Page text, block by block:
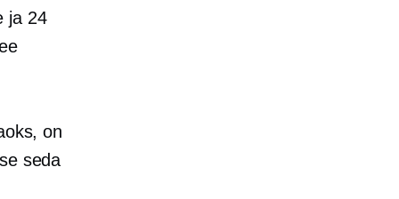
ja 24
on
seda